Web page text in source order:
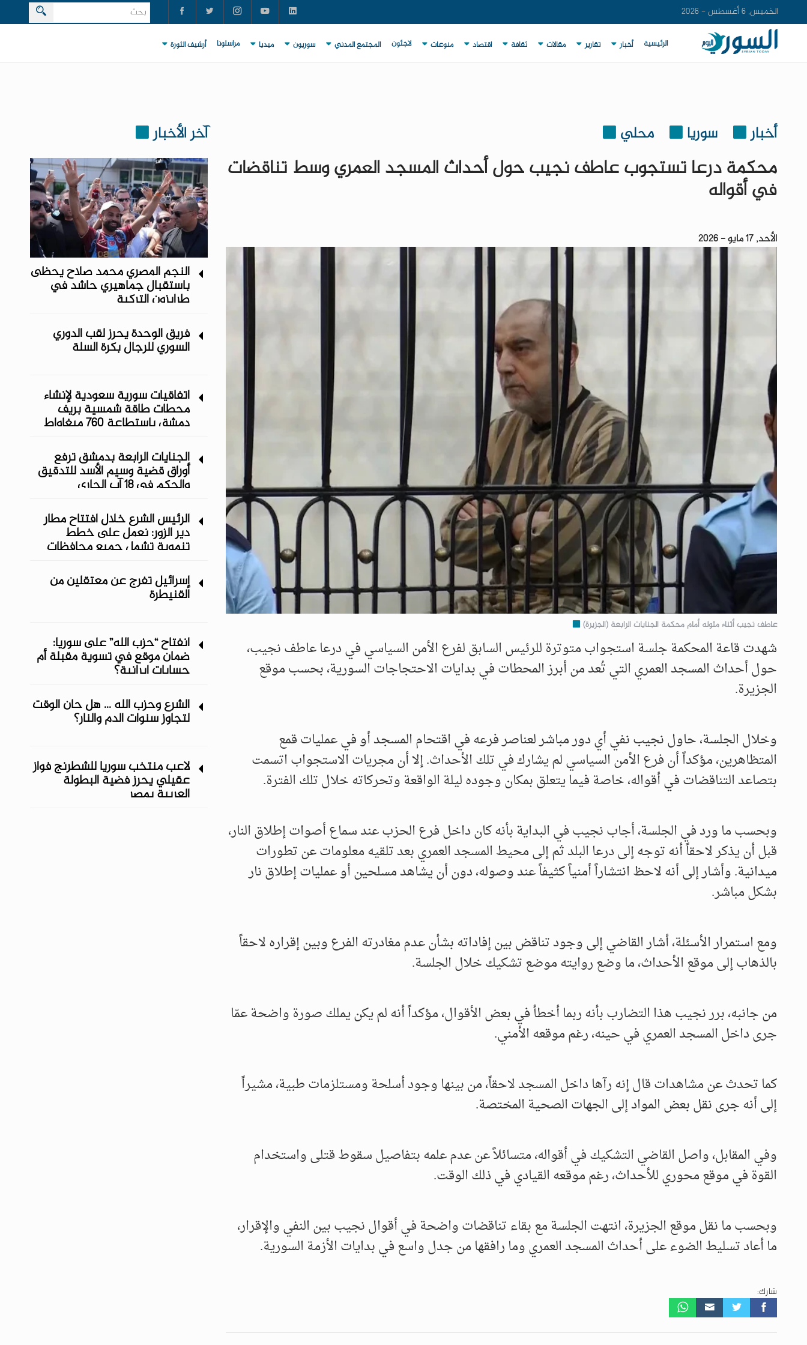
الخميس, 6 أغسطس - 2026
الرئيسية أخبار تقارير مقالات ثقافة اقتصاد منوعات لاجئون المجتمع المدني سوريون ميديا مراسلونا أرشيف الثورة
أخبار سوريا محلي
محكمة درعا تستجوب عاطف نجيب حول أحداث المسجد العمري وسط تناقضات
في أقواله
الأحد, 17 مايو - 2026
عاطف نجيب أثناء مثوله أمام محكمة الجنايات الرابعة (الجزيرة)
شهدت قاعة المحكمة جلسة استجواب متوترة للرئيس السابق لفرع الأمن السياسي في درعا عاطف نجيب،
حول أحداث المسجد العمري التي تُعد من أبرز المحطات في بدايات الاحتجاجات السورية، بحسب موقع
الجزيرة.
وخلال الجلسة، حاول نجيب نفي أي دور مباشر لعناصر فرعه في اقتحام المسجد أو في عمليات قمع
المتظاهرين، مؤكداً أن فرع الأمن السياسي لم يشارك في تلك الأحداث. إلا أن مجريات الاستجواب اتسمت
بتصاعد التناقضات في أقواله، خاصة فيما يتعلق بمكان وجوده ليلة الواقعة وتحركاته خلال تلك الفترة.
وبحسب ما ورد في الجلسة، أجاب نجيب في البداية بأنه كان داخل فرع الحزب عند سماع أصوات إطلاق النار،
قبل أن يذكر لاحقاً أنه توجه إلى درعا البلد ثم إلى محيط المسجد العمري بعد تلقيه معلومات عن تطورات
ميدانية. وأشار إلى أنه لاحظ انتشاراً أمنياً كثيفاً عند وصوله، دون أن يشاهد مسلحين أو عمليات إطلاق نار
بشكل مباشر.
ومع استمرار الأسئلة، أشار القاضي إلى وجود تناقض بين إفاداته بشأن عدم مغادرته الفرع وبين إقراره لاحقاً
بالذهاب إلى موقع الأحداث، ما وضع روايته موضع تشكيك خلال الجلسة.
من جانبه، برر نجيب هذا التضارب بأنه ربما أخطأ في بعض الأقوال، مؤكداً أنه لم يكن يملك صورة واضحة عمّا
جرى داخل المسجد العمري في حينه، رغم موقعه الأمني.
كما تحدث عن مشاهدات قال إنه رآها داخل المسجد لاحقاً، من بينها وجود أسلحة ومستلزمات طبية، مشيراً
إلى أنه جرى نقل بعض المواد إلى الجهات الصحية المختصة.
وفي المقابل، واصل القاضي التشكيك في أقواله، متسائلاً عن عدم علمه بتفاصيل سقوط قتلى واستخدام
القوة في موقع محوري للأحداث، رغم موقعه القيادي في ذلك الوقت.
وبحسب ما نقل موقع الجزيرة، انتهت الجلسة مع بقاء تناقضات واضحة في أقوال نجيب بين النفي والإقرار،
ما أعاد تسليط الضوء على أحداث المسجد العمري وما رافقها من جدل واسع في بدايات الأزمة السورية.
شارك:
آخر الأخبار
النجم المصري محمد صلاح يحظى
باستقبال جماهيري حاشد في
طرابزون التركية
فريق الوحدة يحرز لقب الدوري
السوري للرجال بكرة السلة
اتفاقيات سورية سعودية لإنشاء
محطات طاقة شمسية ‏بريف
دمشق باستطاعة 760 ميغاواط
الجنايات الرابعة بدمشق ترفع
أوراق قضية وسيم الأسد للتدقيق
والحكم في 18 آب الجاري
الرئيس الشرع خلال افتتاح مطار
دير الزور: نعمل على خطط
تنموية تشمل جميع محافظات
إسرائيل تفرج عن معتقلين من
القنيطرة
انفتاح “حزب الله” على سوريا:
ضمان موقع في تسوية مقبلة أم
حسابات إيرانية؟
الشرع وحزب الله ... هل حان الوقت
لتجاوز سنوات الدم والنار؟
لاعب منتخب سوريا للشطرنج فواز
عقيلي يحرز فضية البطولة
العربية بمصر